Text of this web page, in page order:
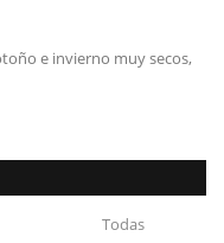
e invierno muy secos,
Todas